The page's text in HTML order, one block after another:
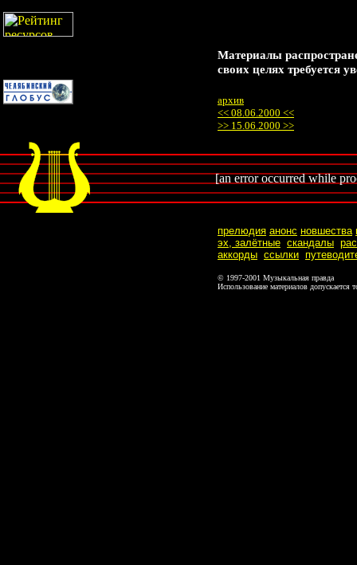
Материалы
своих целях требуется
архив
<< 08.06.2000 <<
>> 15.06.2000 >>
[an error occurred while
прелюдия анонс новшества
эх, залётные скандалы
аккорды ссылки
© 1997-2001 Музыкальная правда
Использование материалов допускается